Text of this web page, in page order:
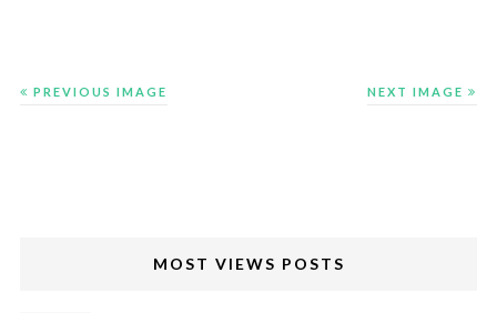
PREVIOUS IMAGE NEXT IMAGE
MOST VIEWS POSTS